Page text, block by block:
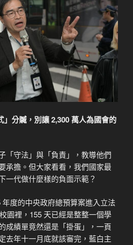
」分贓，別讓 2,300 萬人為國會的
「守法」與「負責」，教導他們
承擔。但大家看看，我們國家最
一代做什麼樣的負面示範？
度的中央政府總預算案進入立法
園裡，155 天已經是整整一個學
成績單竟然還是「掛蛋」，一頁
去年十一月底就該審完，藍白主